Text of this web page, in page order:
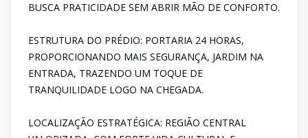
BUSCA PRATICIDADE SEM ABRIR MÃO DE CONFORTO.
ESTRUTURA DO PRÉDIO: PORTARIA 24 HORAS,
PROPORCIONANDO MAIS SEGURANÇA, JARDIM NA
ENTRADA, TRAZENDO UM TOQUE DE
TRANQUILIDADE LOGO NA CHEGADA.
LOCALIZAÇÃO ESTRATÉGICA: REGIÃO CENTRAL